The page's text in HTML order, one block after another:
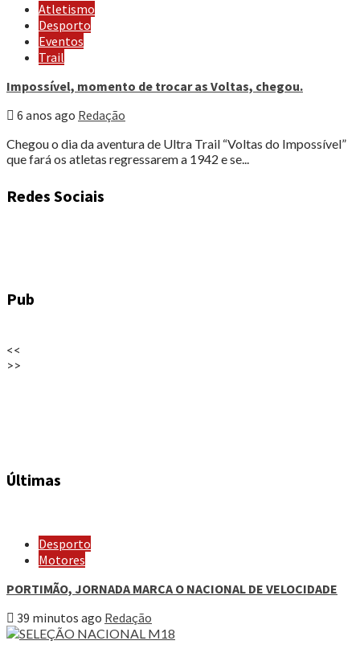
Atletismo
Desporto
Eventos
Trail
Impossível, momento de trocar as Voltas, chegou.
6 anos ago Redação
Chegou o dia da aventura de Ultra Trail “Voltas do Impossível”
que fará os atletas regressarem a 1942 e se...
Redes Sociais
Pub
<<
>>
Últimas
Desporto
Motores
PORTIMÃO, JORNADA MARCA O NACIONAL DE VELOCIDADE
39 minutos ago Redação